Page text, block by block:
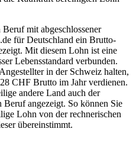
mit abgeschlossener
für Deutschland ein Brutto-
Mit diesem Lohn ist eine
Lebensstandard verbunden.
in der Schweiz halten,
CHF Brutto im Jahr verdienen.
andere Land auch der
Beruf angezeigt. So können Sie
Lohn von der rechnerischen
übereinstimmt.